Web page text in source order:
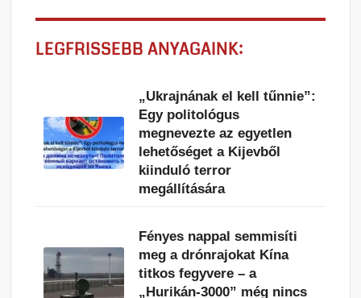
LEGFRISSEBB ANYAGAINK:
„Ukrajnának el kell tűnnie”:
Egy politológus
megnevezte az egyetlen
lehetőséget a Kijevből
kiinduló terror
megállítására
Fényes nappal semmisíti
meg a drónrajokat Kína
titkos fegyvere – a
„Hurikán-3000” még nincs